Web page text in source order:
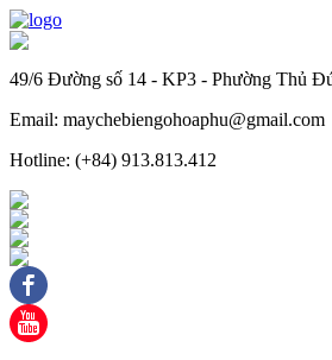
49/6 Đường số 14 - KP3 - Phường Thủ
Email: maychebiengohoaphu@gmail.com
Hotline: (+84) 913.813.412